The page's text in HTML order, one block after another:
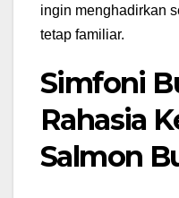
ingin menghadirkan
tetap familiar.
Simfoni
Rahasia
Salmon